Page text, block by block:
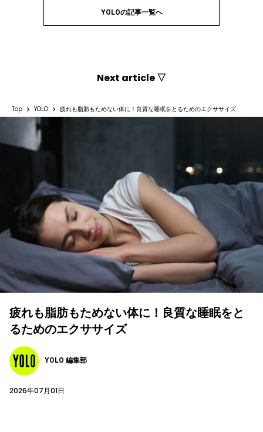
YOLOの記事一覧へ
Next article ▽
Top YOLO 疲れも脂肪もためない体に！良質な睡眠をとるためのエクササイズ
疲れも脂肪もためない体に！良質な睡眠をと
るためのエクササイズ
YOLO 編集部
2026年07月01日